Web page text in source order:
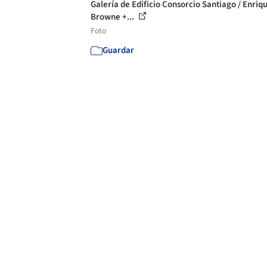
Galería de Edificio Consorcio Santiago /
Browne +...
Foto
Guardar